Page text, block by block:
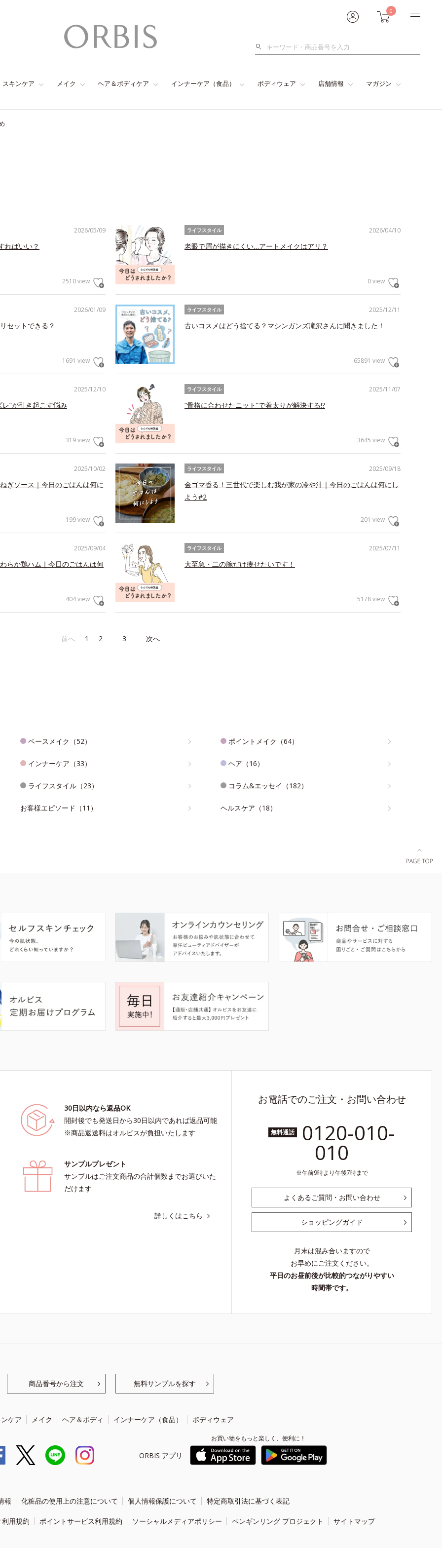
0
検
スキンケア メイク ヘア＆ボディケア インナーケア（食品） ボディウェア 店舗情報 マガジン
2026/05/09
ればいい？
2510 view
2026/04/10
ライフスタイル
老眼で眉が描きにくい…アートメイクはアリ？
0 view
2026/01/09
セットできる？
1691 view
2025/12/11
ライフスタイル
古いコスメはどう捨てる？マシンガンズ滝沢さんに聞きました！
65891 view
2025/12/10
”が引き起こす悩み
319 view
2025/11/07
ライフスタイル
“骨格に合わせたニット”で着太りが解決する!?
3645 view
2025/10/02
ぎソース｜今日のごはんは何に
199 view
2025/09/18
ライフスタイル
金ゴマ香る！三世代で楽しむ我が家の冷や汁｜今日のごはんは何にし
よう#2
201 view
2025/09/04
らか鶏ハム｜今日のごはんは何
404 view
2025/07/11
ライフスタイル
大至急・二の腕だけ痩せたいです！
5178 view
前へ 1 2 3 次へ
ベースメイク（52） ポイントメイク（64）
インナーケア（33） ヘア（16）
ライフスタイル（23） コラム&エッセイ（182）
お客様エピソード（11） ヘルスケア（18）
30日以内なら返品OK
開封後でも発送日から30日以内であれば返品可能
※商品返送料はオルビスが負担いたします
サンプルプレゼント
サンプルはご注文商品の合計個数までお選びいた
だけます
詳しくはこちら
お電話でのご注文・お問い合わせ
無料通話 0120-010-
010
午前9時より午後7時まで
よくあるご質問・お問い合わせ
ショッピングガイド
月末は混み合いますので
お早めにご注文ください。
平日のお昼前後が比較的つながりやすい
時間帯です。
商品番号から注文 無料サンプルを探す
ケア メイク ヘア＆ボディ インナーケア（食品） ボディウェア
ORBIS アプリ
お買い物をもっと楽しく、便利に！
報 化粧品の使用上の注意について 個人情報保護について 特定商取引法に基づく表記
用規約 ポイントサービス利用規約 ソーシャルメディアポリシー ペンギンリング プロジェクト サイトマップ